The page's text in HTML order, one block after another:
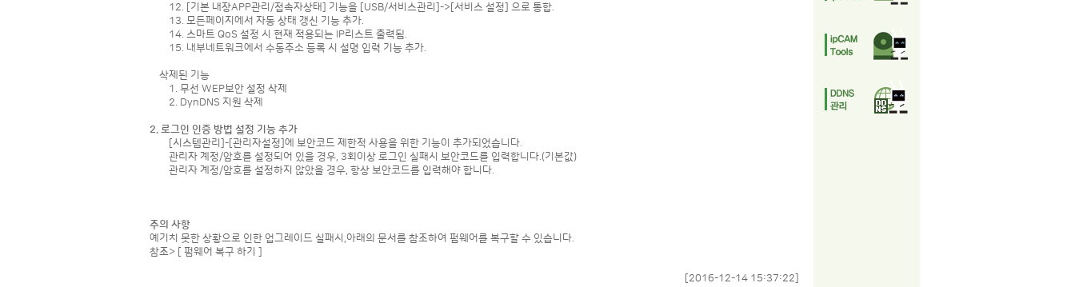
12. [기본 내장APP관리/접속자상태] 기능을 [USB/서비스관리]->[서비스 설정] 으로 통합.
13. 모든페이지에서 자동 상태 갱신 기능 추가.
14. 스마트 QoS 설정 시 현재 적용되는 IP리스트 출력됨.
15. 내부네트워크에서 수동주소 등록 시 설명 입력 기능 추가.
삭제된 기능
1. 무선 WEP보안 설정 삭제
2. DynDNS 지원 삭제
2. 로그인 인증 방법 설정 기능 추가
[시스템관리]-[관리자설정]에 보안코드 제한적 사용을 위한 기능이 추가되었습니다.
관리자 계정/암호를 설정되어 있을 경우, 3회이상 로그인 실패시 보안코드를 입력합니다.(기본값)
관리자 계정/암호를 설정하지 않았을 경우, 항상 보안코드를 입력해야 합니다.
주의 사항
예기치 못한 상황으로 인한 업그레이드 실패시,아래의 문서를 참조하여 펌웨어를 복구할 수 있습니다.
참조>
[ 펌웨어 복구 하기 ]
[2016-12-14 15:37:22]